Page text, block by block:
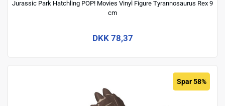
Jurassic Park Hatchling POP! Movies Vinyl Figure Tyrannosaurus Rex 9
cm
DKK 78,37
Spar 58%